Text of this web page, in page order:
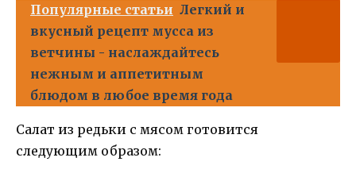
Популярные статьи Легкий и
вкусный рецепт мусса из
ветчины - наслаждайтесь
нежным и аппетитным
блюдом в любое время года
Салат из редьки с мясом готовится
следующим образом: